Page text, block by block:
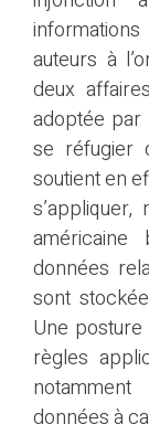
auteurs à
deux
adoptée par
se réfugier
soutient en
s’appliquer,
données
sont
Une
règles
données à